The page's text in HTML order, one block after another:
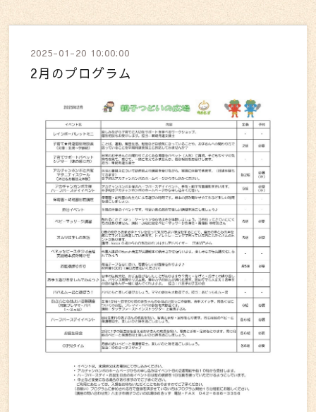
2025-01-20 10:00:00
2月のプログラム